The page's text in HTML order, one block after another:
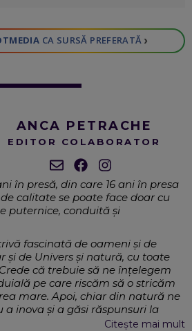
CA SURSĂ PREFERATĂ ›
ANCA PETRACHE
EDITOR COLABORATOR
în presă, din care 16 ani în presa
calitate se poate face doar cu
puternice, conduită și
fascinată de oameni și de
și de Univers și natură, cu toate
că trebuie să ne înțelegem
pe care riscăm să o stricăm
mare. Apoi, chiar din natură ne
inova și a găsi răspunsuri la
de inovație și tehnică, de
Citește mai mult